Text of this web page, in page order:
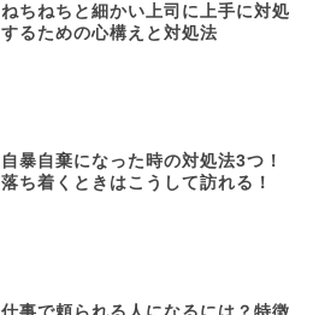
ねちねちと細かい上司に上手に対処
するための心構えと対処法
自暴自棄になった時の対処法3つ！
落ち着くときはこうして訪れる！